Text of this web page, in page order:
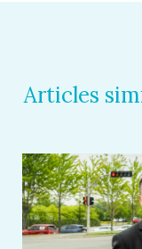
Articles